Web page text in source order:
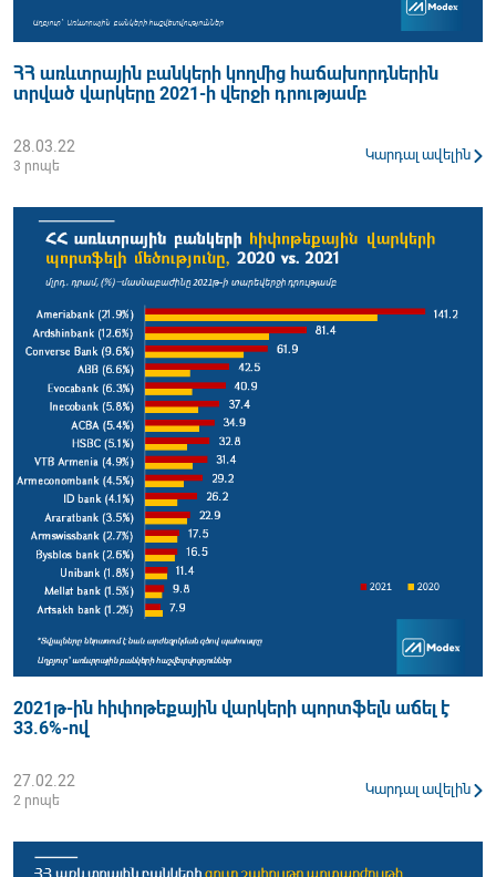
ՀՀ առևտրային բանկերի կողմից հաճախորդներին
տրված վարկերը 2021-ի վերջի դրությամբ
28.03.22
3 րոպե
Կարդալ ավելին
2021թ-ին հիփոթեքային վարկերի պորտֆելն աճել է
33.6%-ով
27.02.22
2 րոպե
Կարդալ ավելին